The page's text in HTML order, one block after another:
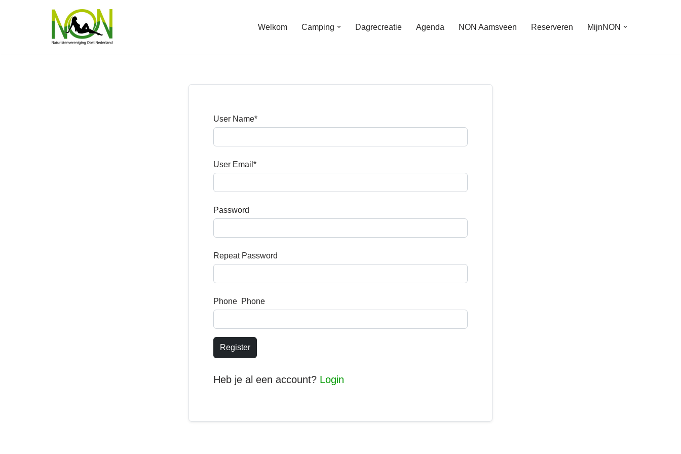
Welkom Camping Dagrecreatie Agenda NON Aamsveen Reserveren MijnNON
User Name*
User Email *
Password
Repeat Password
Phone Phone
Register
Heb je al een account? Login